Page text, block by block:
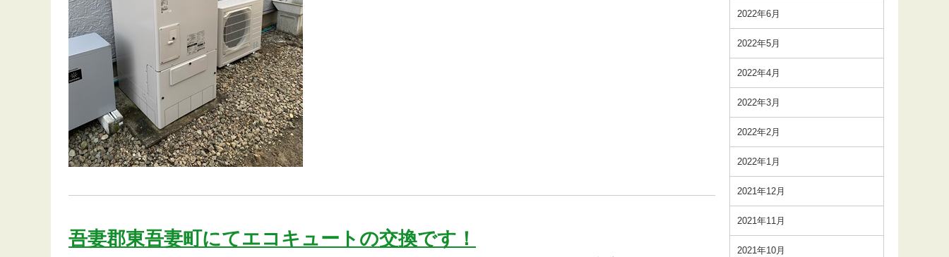
2022年6月
2022年5月
2022年4月
2022年3月
2022年2月
2022年1月
2021年12月
2021年11月
2021年10月
吾妻郡東吾妻町にてエコキュートの交換です！